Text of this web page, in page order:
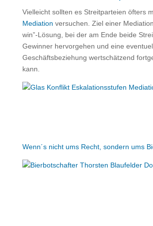
Vielleicht sollten es Streitparteien öfters
Mediation versuchen. Ziel einer
win”-Lösung, bei der am Ende beide
Gewinner hervorgehen und eine
Geschäftsbeziehung wertschätzend
kann.
Wenn´s nicht ums Recht, sondern ums